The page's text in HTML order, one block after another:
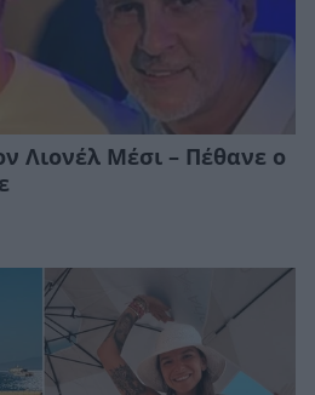
Λιονέλ Μέσι – Πέθανε ο